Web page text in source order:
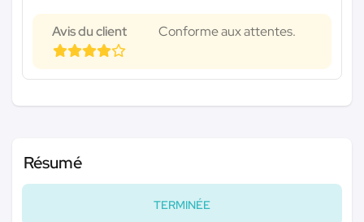
Avis du client Conforme aux attentes.
Résumé
TERMINÉE